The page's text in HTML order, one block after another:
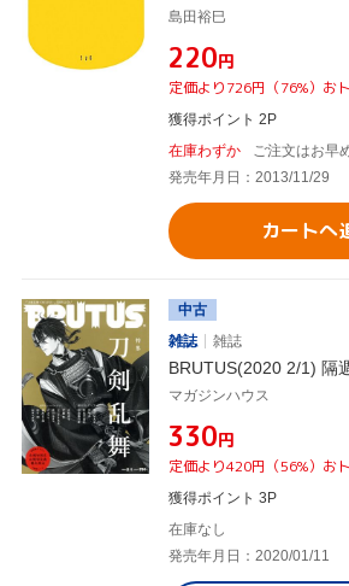
島田裕巳
¥220円
定価より726円（76%）お
獲得ポイント 2P
在庫わずか
ご注文はお早
発売年月日：2013/11/29
カートへ
中古
雑誌
雑誌
BRUTUS(2020 2/1) 隔
マガジンハウス
¥330円
定価より420円（56%）お
獲得ポイント 3P
在庫なし
発売年月日：2020/01/11